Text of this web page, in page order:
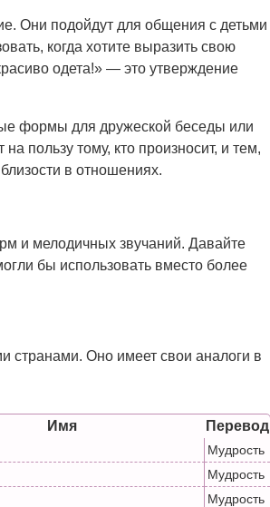
Они подойдут для общения с детьми
когда хотите выразить свою
одета!» — это утверждение
формы для дружеской беседы или
пользу тому, кто произносит, и тем,
в отношениях.
и мелодичных звучаний. Давайте
бы использовать вместо более
странами. Оно имеет свои аналоги в
Имя Перевод
Мудрость
Мудрость
Мудрость